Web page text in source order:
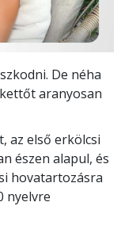
De néha
aranyosan
az első erkölcsi
észen alapul, és
hovatartozásra
nyelvre